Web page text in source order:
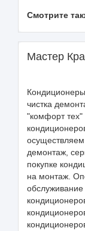
Смотрите
Мастер
чистка
"комфорт
демонтаж,
покупке
на монтаж.